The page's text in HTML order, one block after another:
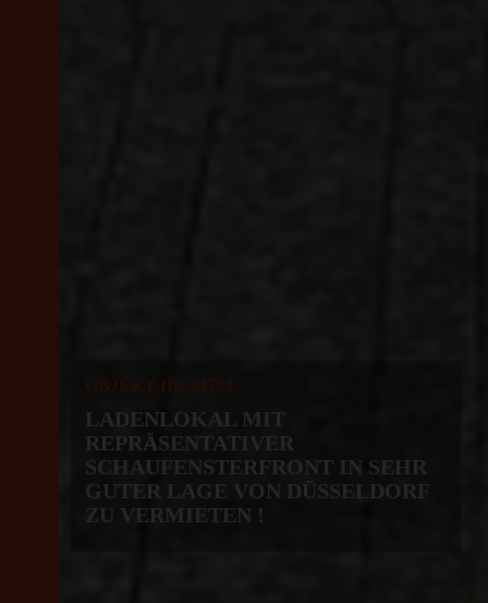
OBJEKT-ID: 34708
LADENLOKAL MIT
REPRÄSENTATIVER
SCHAUFENSTERFRONT IN SEHR
GUTER LAGE VON DÜSSELDORF
ZU VERMIETEN !